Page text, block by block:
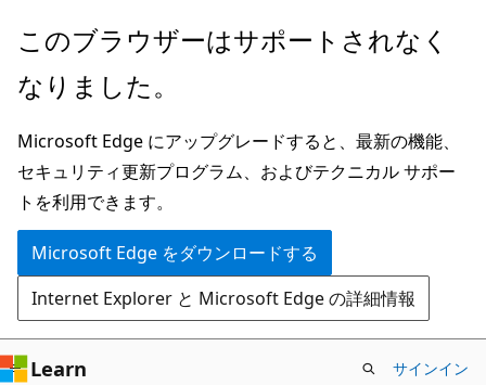
メ
ン
ン
テ
ン
ツ
に
ス
キ
ッ
ペ
ジ
ナ
ビ
ゲ
ー
シ
ョ
ン
に
このブラウザーはサポートされなく
なりました。
Microsoft Edge にアップグレードすると、最新の機能、
セキュリティ更新プログラム、およびテクニカル サポー
トを利用できます。
Microsoft Edge をダウンロードする
Internet Explorer と Microsoft Edge の詳細情報
Learn サインイン